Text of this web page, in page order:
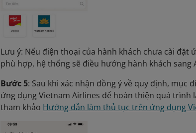
Lưu ý: Nếu điện thoại của hành khách chưa cài
phù hợp, hệ thống sẽ điều hướng hành khách sang
Bước 5: Sau khi xác nhận đồng ý về quy định, mục
ứng dụng Vietnam Airlines để hoàn thiện quá trình
tham khảo Hướng dẫn làm thủ tục trên ứng dụng